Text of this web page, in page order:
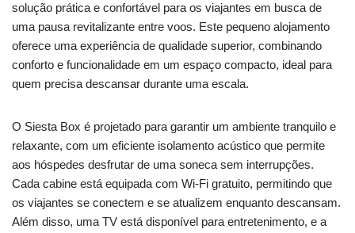
solução prática e confortável para os viajantes em busca de
uma pausa revitalizante entre voos. Este pequeno alojamento
oferece uma experiência de qualidade superior, combinando
conforto e funcionalidade em um espaço compacto, ideal para
quem precisa descansar durante uma escala.
O Siesta Box é projetado para garantir um ambiente tranquilo e
relaxante, com um eficiente isolamento acústico que permite
aos hóspedes desfrutar de uma soneca sem interrupções.
Cada cabine está equipada com Wi-Fi gratuito, permitindo que
os viajantes se conectem e se atualizem enquanto descansam.
Além disso, uma TV está disponível para entretenimento, e a